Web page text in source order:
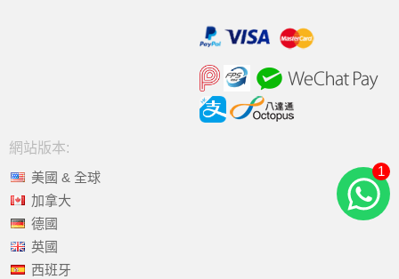
網站版本:
美國 & 全球
加拿大
德國
英國
西班牙
1